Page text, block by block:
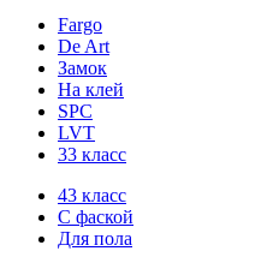
Fargo
De Art
Замок
На клей
SPC
LVT
33 класс
43 класс
С фаской
Для пола